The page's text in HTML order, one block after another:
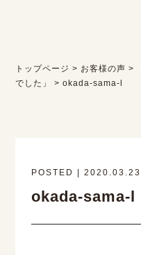
トップページ > お客様の声 >
でした」
>okada-sama-l
POSTED | 2020.03.23
okada-sama-l